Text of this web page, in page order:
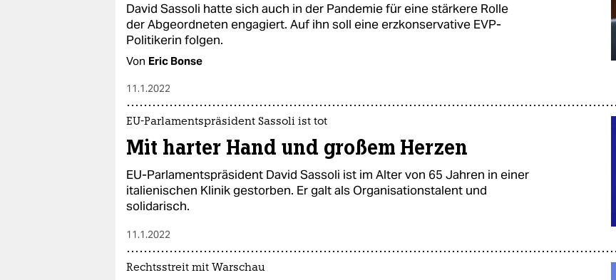
David Sassoli hatte sich auch in der Pandemie für eine stärkere Rolle
der Abgeordneten engagiert. Auf ihn soll eine erzkonservative EVP-
Politikerin folgen.
Von Eric Bonse
11.1.2022
EU-Parlamentspräsident Sassoli ist tot
Mit harter Hand und großem Herzen
EU-Parlamentspräsident David Sassoli ist im Alter von 65 Jahren in einer
italienischen Klinik gestorben. Er galt als Organisationstalent und
solidarisch.
11.1.2022
Rechtsstreit mit Warschau